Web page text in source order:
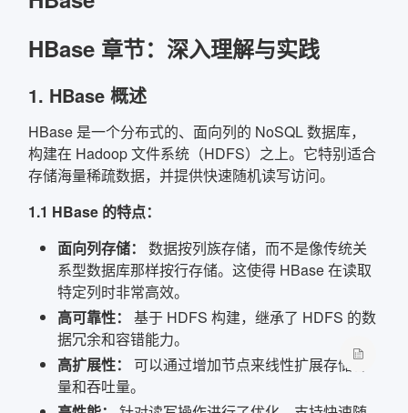
HBase 章节：深入理解与实践
1. HBase 概述
HBase 是一个分布式的、面向列的 NoSQL 数据库，
构建在 Hadoop 文件系统（HDFS）之上。它特别适合
存储海量稀疏数据，并提供快速随机读写访问。
1.1 HBase 的特点：
面向列存储：
数据按列族存储，而不是像传统关
系型数据库那样按行存储。这使得 HBase 在读取
特定列时非常高效。
高可靠性：
基于 HDFS 构建，继承了 HDFS 的数
据冗余和容错能力。
高扩展性：
可以通过增加节点来线性扩展存储容
量和吞吐量。
确定